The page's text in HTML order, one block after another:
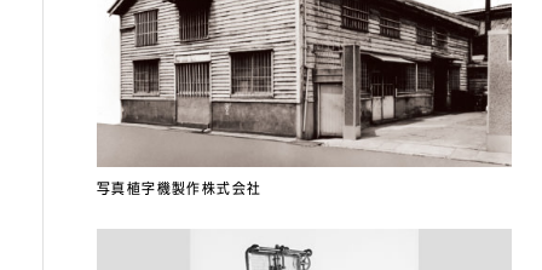
写真植字機製作株式会社